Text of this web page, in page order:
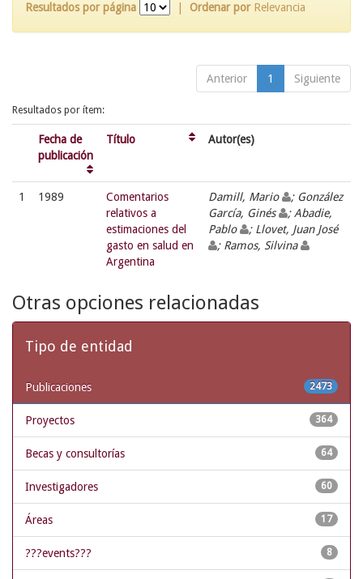
Resultados por página
Ordenar por Relevancia
Anterior 1 Siguiente
Resultados por ítem:
Fecha de
publicación
Título Autor(es)
1 1989
Comentarios
relativos a
estimaciones del
gasto en salud en
Argentina
Damill, Mario
; González
García, Ginés
; Abadie,
Pablo
; Llovet, Juan José
; Ramos, Silvina
Otras opciones relacionadas
Tipo de entidad
2473
Publicaciones
364
Proyectos
64
Becas y consultorías
60
Investigadores
17
Áreas
8
???events???